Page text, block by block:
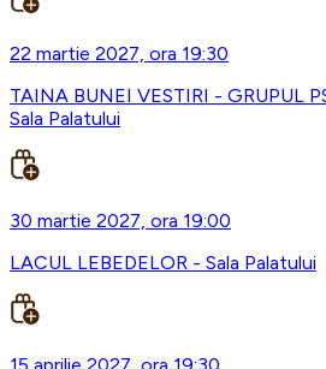
22 martie 2027, ora 19:30
TAINA BUNEI VESTIRI - GRUPUL
Sala Palatului
30 martie 2027, ora 19:00
LACUL LEBEDELOR - Sala Palatului
15 aprilie 2027, ora 19:30